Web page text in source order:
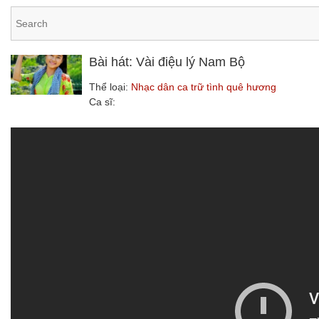
Bài hát: Vài điệu lý Nam Bộ
Thể loại: Nhạc dân ca trữ tình quê hương
Ca sĩ: